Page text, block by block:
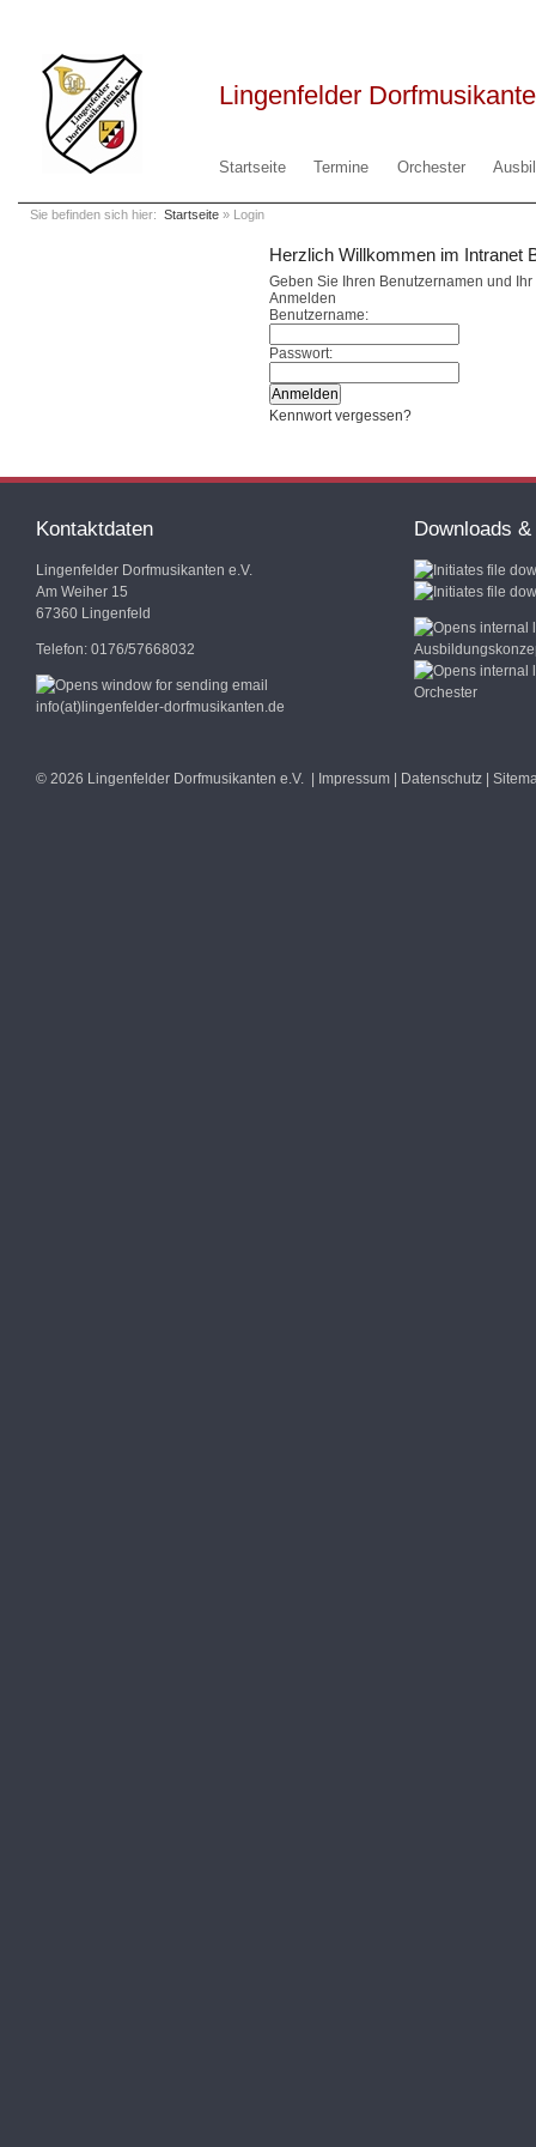
Lingenfelder
Startseite Termine Orchester
Sie befinden sich hier: Startseite » Login
Herzlich Willkommen im Intranet
Geben Sie Ihren Benutzernamen und
Anmelden
Benutzername:
Passwort:
Kennwort vergessen?
Kontaktdaten
Lingenfelder Dorfmusikanten e.V.
Am Weiher 15
67360 Lingenfeld
Telefon: 0176/57668032
info(at)lingenfelder-dorfmusikanten.de
Downloads
Orchester
© 2026 Lingenfelder Dorfmusikanten e.V. | Impressum Datenschutz